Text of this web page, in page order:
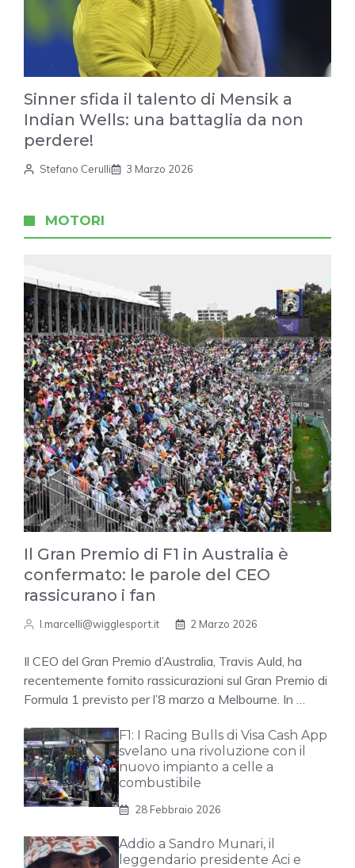
Sinner sfida il talento di Mensik a
Indian Wells: una battaglia da non
perdere!
Stefano Cerulli 3 Marzo 2026
MOTORI
Il Gran Premio di F1 in Australia è
confermato: le parole del CEO
rassicurano i fan
l.marcelli@wigglesport.it 2 Marzo 2026
Il CEO del Gran Premio d’Australia, Travis Auld, ha
recentemente fornito rassicurazioni sul Gran Premio di
Formula 1 previsto per l’8 marzo a Melbourne. In …
F1: I Racing Bulls di Visa Cash App
svelano una rivoluzione con il
nuovo impianto a celle a
combustibile
28 Febbraio 2026
Addio a Sandro Munari, il
leggendario presidente Aci e